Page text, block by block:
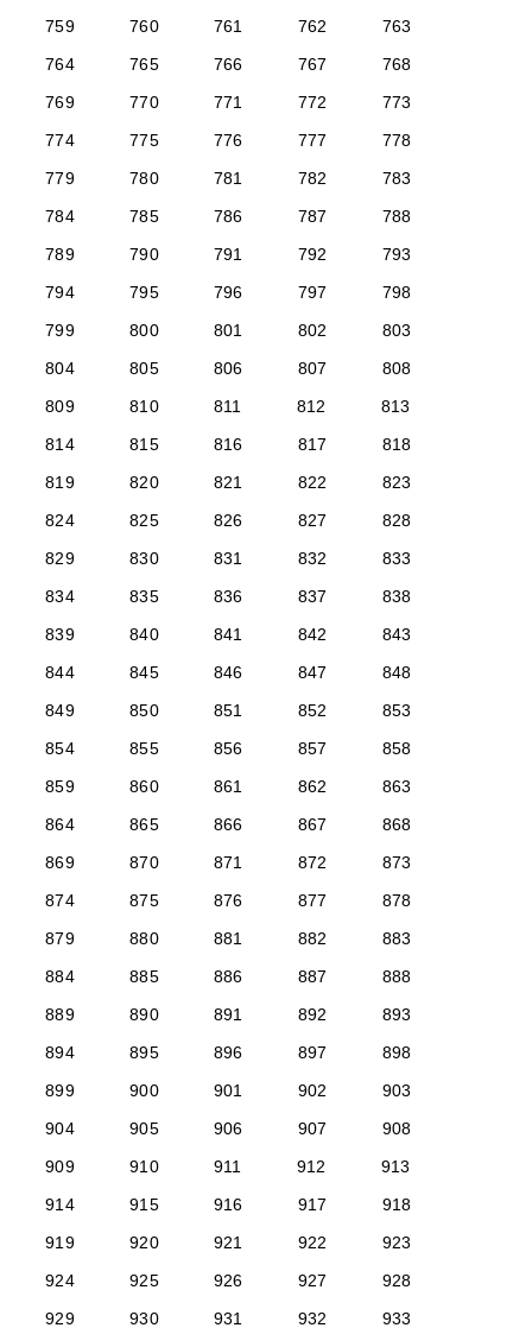
759
760 761 762
763
764
765 766 767
768
769
770 771 772
773
774
775 776 777
778
779
780 781 782
783
784
785 786 787
788
789
790 791 792
793
794
795 796 797
798
799
800 801 802
803
804
805 806 807
808
809
810 811 812
813
814
815 816 817
818
819
820 821 822
823
824
825 826 827
828
829
830 831 832
833
834
835 836 837
838
839
840 841 842
843
844
845 846 847
848
849
850 851 852
853
854
855 856 857
858
859
860 861 862
863
864
865 866 867
868
869
870 871 872
873
874
875 876 877
878
879
880 881 882
883
884
885 886 887
888
889
890 891 892
893
894
895 896 897
898
899
900 901 902
903
904
905 906 907
908
909
910 911 912
913
914
915 916 917
918
919
920 921 922
923
924
925 926 927
928
929
930 931 932 933